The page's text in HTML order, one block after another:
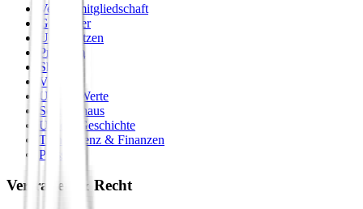
Vereinsmitgliedschaft
Gastgeber
Unterstützen
Premium
Shop
Vision
Unsere Werte
Seminarhaus
Unsere Geschichte
Transparenz & Finanzen
Presse
Vertrauen & Recht